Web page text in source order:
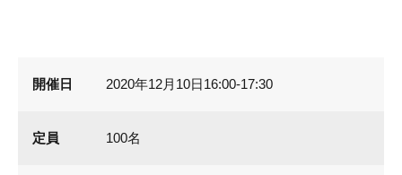
開催日 2020年12月10日16:00-17:30
定員 100名